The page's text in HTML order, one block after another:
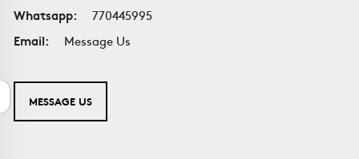
Whatsapp:
770445995
Email:
Message Us
MESSAGE US